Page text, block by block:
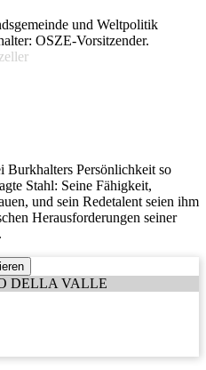
und Weltpolitik
OSZE-Vorsitzender.
Burkhalters Persönlichkeit so
Stahl: Seine Fähigkeit,
und sein Redetalent seien ihm
Herausforderungen seiner
DELLA VALLE